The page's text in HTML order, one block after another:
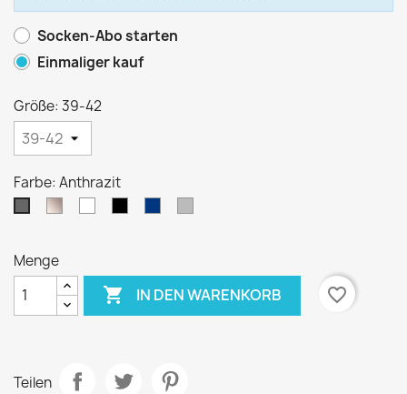
Socken-Abo starten
Einmaliger kauf
Größe: 39-42
Farbe: Anthrazit
Anthrazit
Beige
Menge
 IN DEN WARENKORB favorite_border
Teilen